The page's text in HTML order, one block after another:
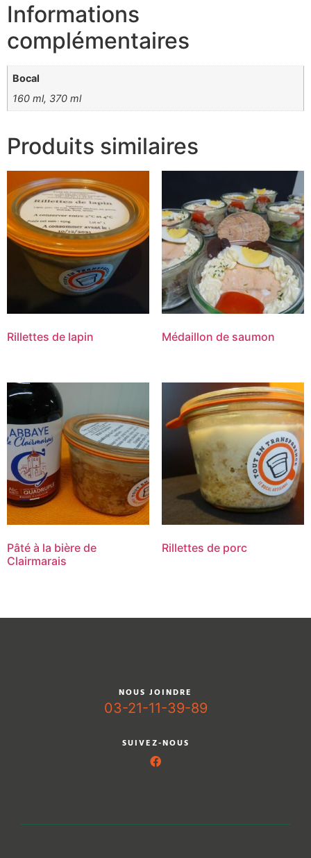
Informations
complémentaires
Bocal
160 ml, 370 ml
Produits similaires
Rillettes de lapin Médaillon de saumon
Pâté à la bière de
Clairmarais
Rillettes de porc
NOUS JOINDRE
03-21-11-39-89
SUIVEZ-NOUS